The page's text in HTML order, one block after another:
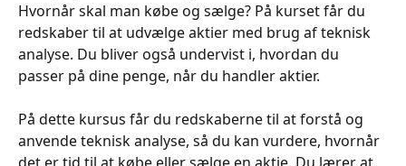
Hvornår skal man købe og sælge? På kurset får du
redskaber til at udvælge aktier med brug af teknisk
analyse. Du bliver også undervist i, hvordan du
passer på dine penge, når du handler aktier.
På dette kursus får du redskaberne til at forstå og
anvende teknisk analyse, så du kan vurdere, hvornår